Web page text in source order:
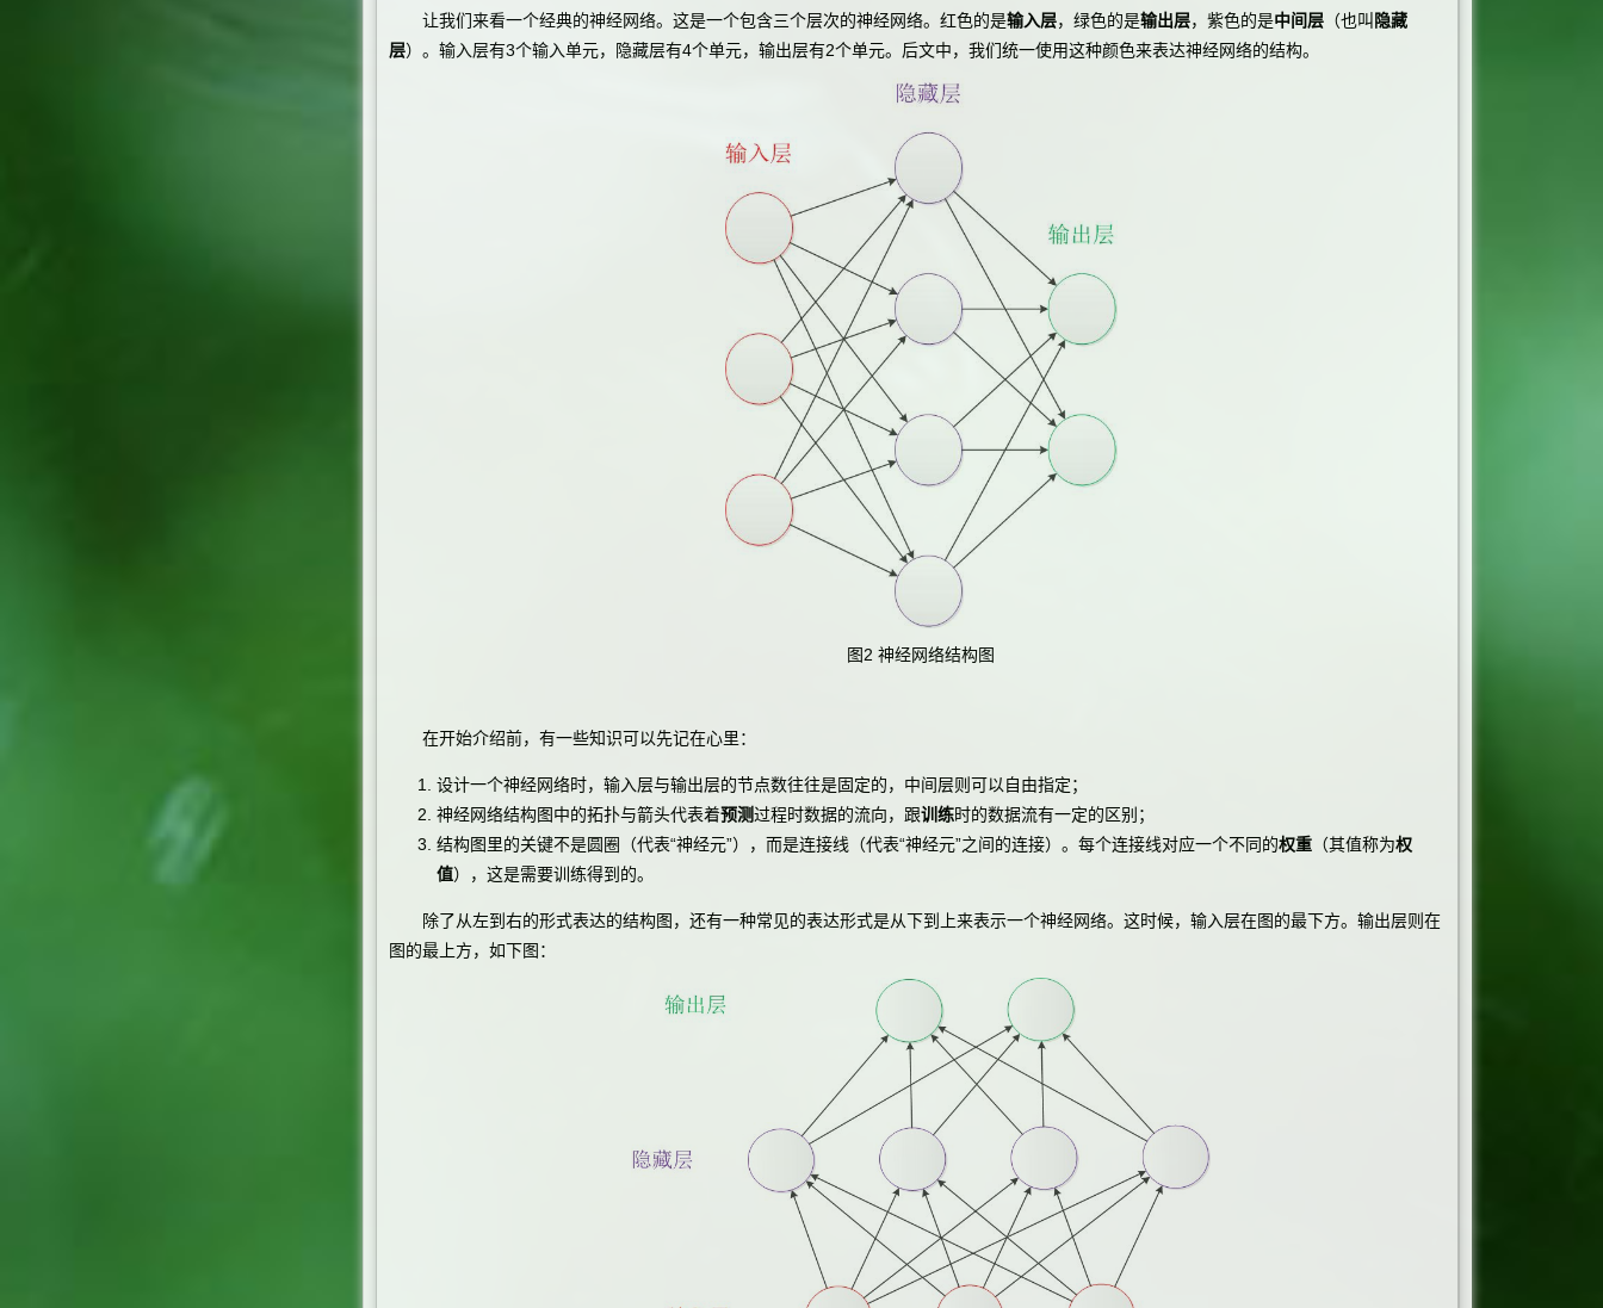
让我们来看一个经典的神经网络。这是一个包含三个层次的神经网络。红色的是输入层，绿色的是输出层，紫色的是中间层 （也叫 隐藏
层）。输入层有3个输入单元，隐藏层有4个单元，输出层有2个单元。后文中，我们统一使用这种颜色来表达神经网络的结构。
图2 神经网络结构图
在开始介绍前，有一些知识可以先记在心里：
设计一个神经网络时，输入层与输出层的节点数往往是固定的，中间层则可以自由指定；
神经网络结构图中的拓扑与箭头代表着预测过程时数据的流向，跟训练时的数据流有一定的区别；
结构图里的关键不是圆圈（代表“神经元”），而是连接线（代表“神经元”之间的连接）。每个连接线对应一个不同的权重 （其值称为权
值），这是需要训练得到的。
除了从左到右的形式表达的结构图，还有一种常见的表达形式是从下到上来表示一个神经网络。这时候，输入层在图的最下方。输出层则在
图的最上方，如下图：